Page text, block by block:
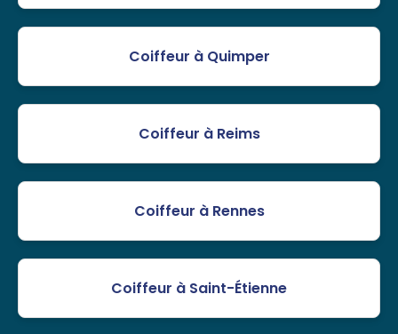
Coiffeur à Quimper
Coiffeur à Reims
Coiffeur à Rennes
Coiffeur à Saint-Étienne